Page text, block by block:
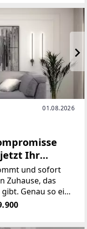
01.08.2026
jetzt Ihr
und sofort
Zuhause, das
Genau so ein
67 im
und gut